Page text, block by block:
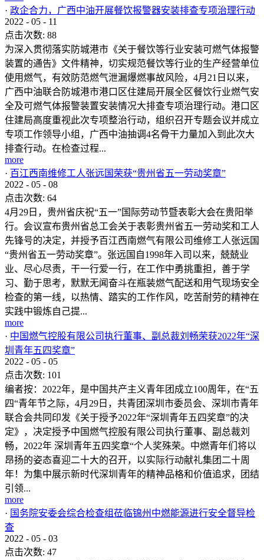
· 政企合力，广西中油开展餐饮报警器安装排查专项治理行动
2022 - 05 - 11
点击次数: 88
为深入贯彻落实防城港市《关于餐饮等行业安装可燃气体报警
装置的通告》文件精神，切实规范餐饮等行业的生产经营单位
使用燃气，有效防范燃气泄漏爆燃事故风险，4月21日以来，
广西中油联合防城港市港口区住建局开展全区餐饮行业燃气安
全及可燃气体报警装置安装情况大排查专项治理行动。港口区
住建局高度重视此次专项整治行动，组织召开专题会议并成立
专项工作领导小组，广西中油抽调4名骨干力量加入到此次大
排查行动。在检查过程...
more
· 百江西南维修工人张远国荣获“贵州省五一劳动奖章”
2022 - 05 - 08
点击次数: 64
4月29日，贵州省庆祝“五一”国际劳动节暨表彰大会在贵阳举
行。会议宣布贵州省总工会关于表彰贵州省五一劳动奖和工人
先锋号的决定，并授予百江西南燃气有限公司维修工人张远国
“贵州省五一劳动奖章”。张远国自1998年入司以来，兢兢业
业、尽心尽责，干一行爱一行，在工作中勇挑重担，善于学
习、勤于思考，默默无闻奋斗在瓶装燃气配送和用气现场安全
检查的第一线，以热情、踏实的工作作风，吃苦耐劳的精神在
实践中锻炼自己提...
more
· 中国燃气控股有限公司执行董事、副总裁刘畅荣获2022年“深
圳青年五四奖章”
2022 - 05 - 05
点击次数: 101
编者按：2022年，是中国共产主义青年团成立100周年，在“五
四“青年节之际，4月29日，共青团深圳市委员会、深圳市青年
联合会共同印发《关于授予2022年“深圳青年五四奖章”的决
定》，决定授予中国燃气控股有限公司执行董事、副总裁刘
畅，2022年 深圳青年五四奖章“个人奖殊荣。中燃青年们将以
昂扬的姿态喜迎二十大的召开，以实际行动献礼集团二十周
年！为集中展示新时代深圳青年的精神品格和价值追求，团结
引领...
more
· 国务院安委会综合检查组莅临锦州中燃能源进行安全督导检
查
2022 - 05 - 03
点击次数: 47